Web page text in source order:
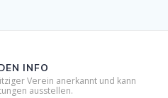
INFO
Verein anerkannt und kann
ausstellen.